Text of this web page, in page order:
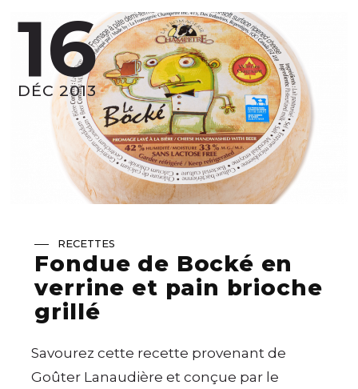
16
DÉC 2013
RECETTES
Fondue de Bocké en
verrine et pain brioche
grillé
Savourez cette recette provenant de
Goûter Lanaudière et conçue par le